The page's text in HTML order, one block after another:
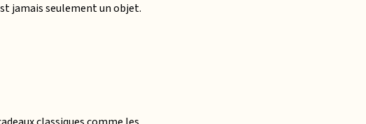
jamais seulement un objet.